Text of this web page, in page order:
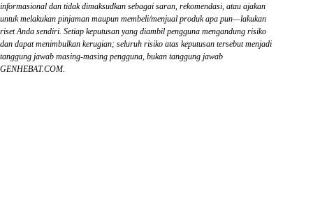
informasional dan tidak dimaksudkan sebagai saran, rekomendasi, atau ajakan
untuk melakukan pinjaman maupun membeli/menjual produk apa pun—lakukan
riset Anda sendiri. Setiap keputusan yang diambil pengguna mengandung risiko
dan dapat menimbulkan kerugian; seluruh risiko atas keputusan tersebut menjadi
tanggung jawab masing-masing pengguna, bukan tanggung jawab
GENHEBAT.COM.